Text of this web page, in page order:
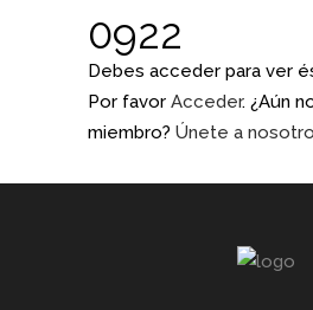
0922
Debes acceder para ver
Por favor Acceder. ¿Aún
miembro? Únete a